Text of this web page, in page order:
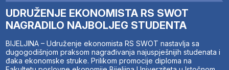
UDRUŽENJE EKONOMISTA RS SWOT
NAGRADILO NAJBOLJEG STUDENTA
BIJELJINA – Udruženje ekonomista RS SWOT nastavlja sa
dugogodišnjom praksom nagrađivanja najuspješnijih studenata i
đaka ekonomske struke. Prilikom promocije diploma na